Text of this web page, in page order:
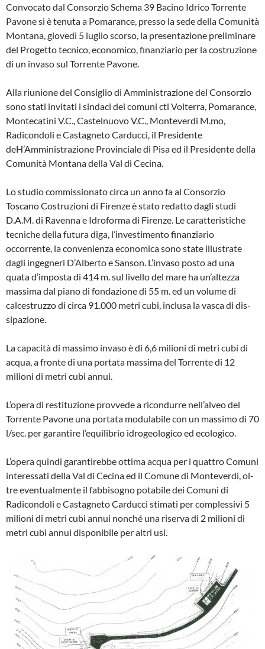
Convocato dal Consorzio Schema 39 Bacino Idrico Torrente
Pavone si è tenu­ta a Pomarance, presso la sede della Co­munità
Montana, giovedì 5 luglio scorso, la presentazione preliminare
del Proget­to tecnico, economico, finanziario per la costruzione
di un invaso sul Torrente Pa­vone.
Alla riunione del Consiglio di Amministra­zione del Consorzio
sono stati invitati i sindaci dei comuni cti Volterra, Pomaran­ce,
Montecatini V.C., Castelnuovo V.C., Monteverdi M.mo,
Radicondoli e Casta­gneto Carducci, il Presidente
deH’Amministrazione Provinciale di Pisa ed il Pre­sidente della
Comunità Montana della Val di Cecina.
Lo studio commissionato circa un anno fa al Consorzio
Toscano Costruzioni di Fi­renze è stato redatto dagli studi
D.A.M. di Ravenna e Idroforma di Firenze. Le ca­ratteristiche
tecniche della futura diga, l’investimento finanziario
occorrente, la convenienza economica sono state illu­strate
dagli ingegneri D’Alberto e Sanson. L’invaso posto ad una
quata d’imposta di 414 m. sul livello del mare ha un’altezza
massima dal piano di fondazione di 55 m. ed un volume di
calcestruzzo di circa 91.000 metri cubi, inclusa la vasca di dis­
sipazione.
La capacità di massimo invaso è di 6,6 milioni di metri cubi di
acqua, a fronte di una portata massima del Torrente di 12
milioni di metri cubi annui.
L’opera di restituzione provvede a ricon­durre nell’alveo del
Torrente Pavone una portata modulabile con un massimo di 70
l/sec. per garantire l’equilibrio idrogeo­logico ed ecologico.
L’opera quindi garantirebbe ottima acqua per i quattro Comuni
interessati della Val di Cecina ed il Comune di Monteverdi, ol­
tre eventualmente il fabbisogno potabile dei Comuni di
Radicondoli e Castagneto Carducci stimati per complessivi 5
milio­ni di metri cubi annui nonché una riserva di 2 milioni di
metri cubi annui disponibile per altri usi.